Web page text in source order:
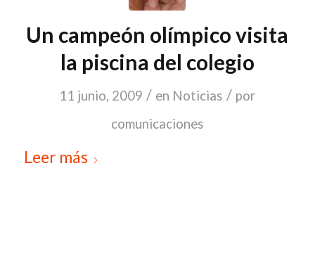
Un campeón olímpico visita
la piscina del colegio
11 junio, 2009 / en Noticias / por
comunicaciones
Leer más